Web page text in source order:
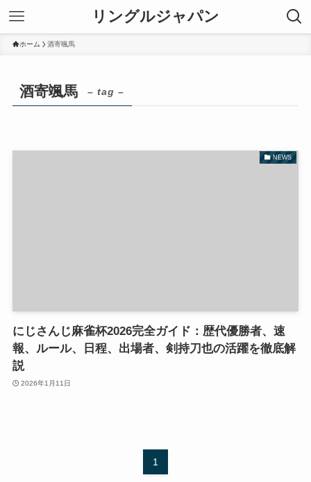
リングルジャパン
ホーム 酒寄颯馬
酒寄颯馬 – tag –
NEWS
にじさんじ麻雀杯2026完全ガイド：歴代優勝者、速
報、ルール、日程、出場者、剣持刀也の活躍を徹底解
説
2026年1月11日
1